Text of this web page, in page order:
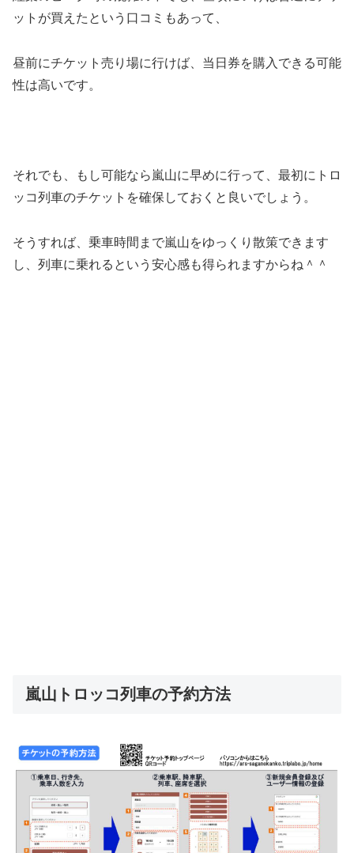
ットが買えたという口コミもあって、
昼前にチケット売り場に行けば、当日券を購入できる可能
性は高いです。
それでも、もし可能なら嵐山に早めに行って、最初にトロ
ッコ列車のチケットを確保しておくと良いでしょう。
そうすれば、乗車時間まで嵐山をゆっくり散策できます
し、列車に乗れるという安心感も得られますからね＾＾
嵐山トロッコ列車の予約方法